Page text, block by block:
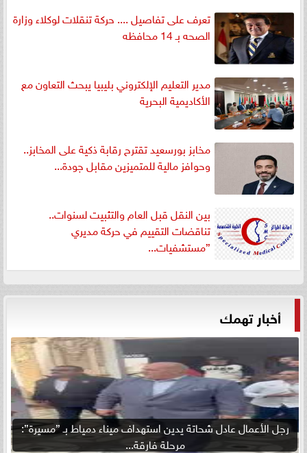
تعرف على تفاصيل .... حركة تنقلات لوكلاء وزارة
الصحه بـ 14 محافظه
مدير التعليم الإلكتروني بليبيا يبحث التعاون مع
الأكاديمية البحرية
مخابز بورسعيد تقترح رقابة ذكية على المخابز..
وحوافز مالية للمتميزين مقابل جودة...
بين النقل قبل العام والتثبيت لسنوات..
تناقضات التقييم في حركة مديري
”مستشفيات...
أخبار تهمك
رجل الأعمال عادل شحاتة يدين استهداف ميناء دمياط بـ ”مسيرة”:
مرحلة فارقة...